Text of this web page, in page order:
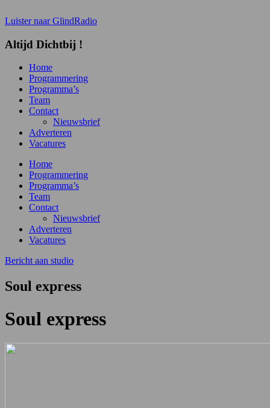
Luister naar GlindRadio
Altijd Dichtbij !
Home
Programmering
Programma’s
Team
Contact
Nieuwsbrief
Adverteren
Vacatures
Home
Programmering
Programma’s
Team
Contact
Nieuwsbrief
Adverteren
Vacatures
Bericht aan studio
Soul express
Soul express